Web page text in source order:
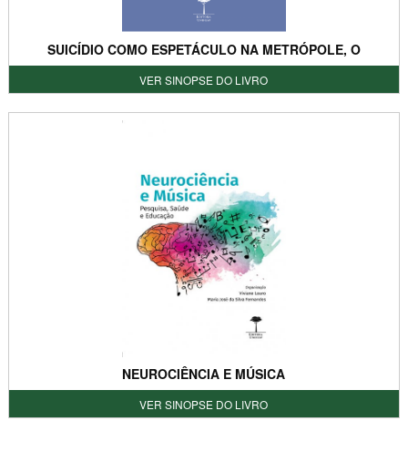
SUICÍDIO COMO ESPETÁCULO NA METRÓPOLE, O
VER SINOPSE DO LIVRO
NEUROCIÊNCIA E MÚSICA
VER SINOPSE DO LIVRO